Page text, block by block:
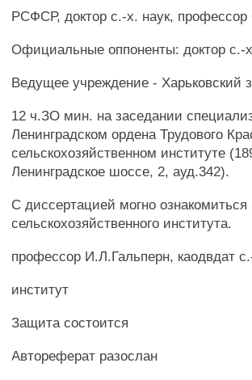
РСФСР, доктор с.-х. наук,
Официальные оппоненты: доктор с.-
Ведущее учреждение - Харьковский
12 ч.ЗО мин. на заседании
Ленинградском ордена Трудового
сельскохозяйственном институте
Ленинградское шоссе, 2, ауд.342).
С диссертацией могно ознакомиться
сельскохозяйственного института.
профессор И.Л.Гальперн, каодвдат
институт
Защита состоится
Автореферат разослан